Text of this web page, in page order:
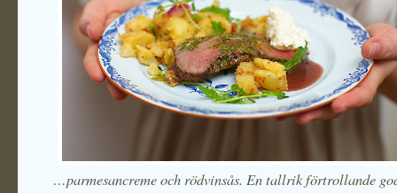
…parmesancreme och rödvinsås. En tallrik förtrollande